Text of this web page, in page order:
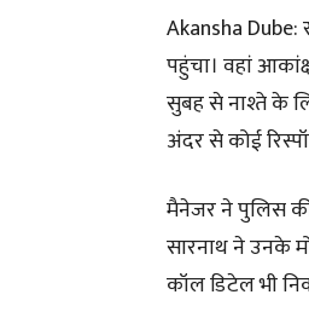
Akansha
पहुंचा। वहां
सुबह से नाश्ते के
अंदर से कोई
मैनेजर ने पुलिस
सारनाथ ने उनके
कॉल डिटेल भी